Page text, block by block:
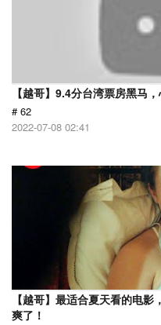
【越哥】9.4分台湾票房黑马
# 62
2022-07-08 02:41
【越哥】最适合夏天看的电
爽了！